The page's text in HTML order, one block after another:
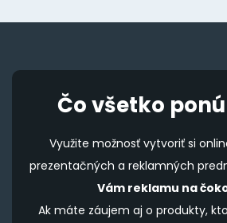
Čo všetko
Využite možnosť vytvoriť si
prezentačných a reklamných
Vám reklamu na
Ak máte záujem aj o produkty,